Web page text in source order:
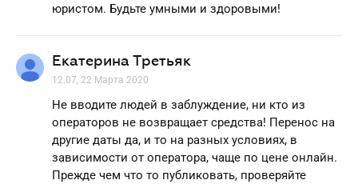
юристом. Будьте умными и здоровыми!
Екатерина Третьяк
12.07, 22 Марта 2020
Не вводите людей в заблуждение, ни кто из
операторов не возвращает средства! Перенос на
другие даты да, и то на разных условиях, в
зависимости от оператора, чаще по цене онлайн.
Прежде чем что то публиковать, проверяйте